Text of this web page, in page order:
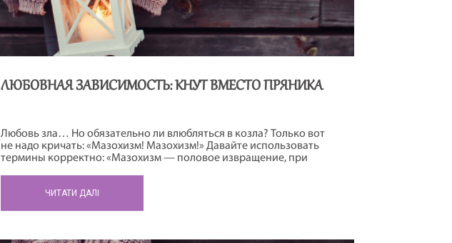
ЛЮБОВНАЯ ЗАВИСИМОСТЬ: КНУТ ВМЕСТО ПРЯНИКА
Любовь зла… Но обязательно ли влюбляться в козла? Только вот
не надо кричать: «Мазохизм! Мазохизм!» Давайте использовать
термины корректно: «Мазохизм — половое извращение, при
партнёра.ЧИТАТИ ДАЛІ